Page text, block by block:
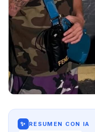
✨ RESUMEN CON IA